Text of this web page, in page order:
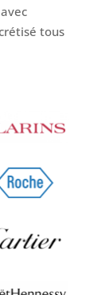
tous